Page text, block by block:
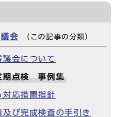
会 （この記事の分類）
会について
期点検 事例集
対応措置指針
び完成検査の手引き